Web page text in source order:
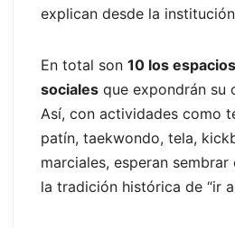
explican desde la
En total son 10 los
sociales que expondrán su
Así, con actividades como
patín, taekwondo, tela,
marciales, esperan
la tradición histórica de “ir